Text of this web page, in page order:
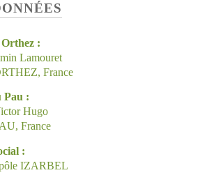
:
Lamouret
France
Pau :
Hugo
France
:
IZARBEL